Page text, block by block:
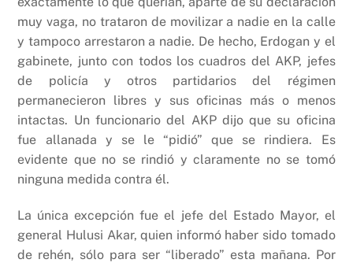
muy vaga, no trataron de movilizar a nadie en la calle
y tampoco arrestaron a nadie. De hecho, Erdogan y el
gabinete, junto con todos los cuadros del AKP, jefes
de policía y otros partidarios del régimen
permanecieron libres y sus oficinas más o menos
intactas. Un funcionario del AKP dijo que su oficina
fue allanada y se le “pidió” que se rindiera. Es
evidente que no se rindió y claramente no se tomó
ninguna medida contra él.
La única excepción fue el jefe del Estado Mayor, el
general Hulusi Akar, quien informó haber sido tomado
de rehén, sólo para ser “liberado” esta mañana. Por